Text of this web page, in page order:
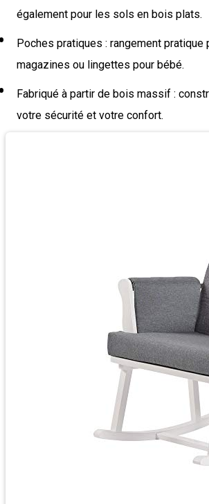
également pour les sols en bois plats.
Poches pratiques : rangement pratique
magazines ou lingettes pour bébé.
Fabriqué à partir de bois massif :
votre sécurité et votre confort.